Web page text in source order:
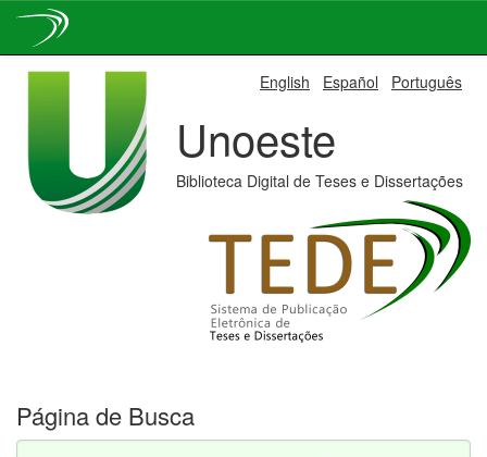
English Español Português
Unoeste
Biblioteca Digital de Teses e Dissertações
Página de Busca